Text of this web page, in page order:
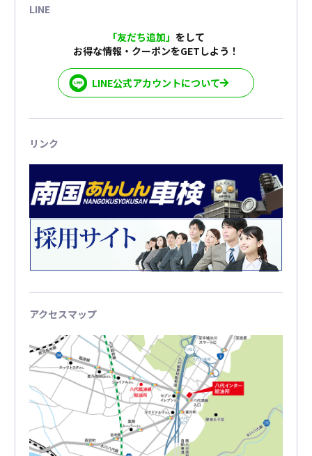
LINE
「友だち追加」 をして
お得な情報・クーポンをGETしよう！
LINE公式アカウントについて
リンク
アクセスマップ